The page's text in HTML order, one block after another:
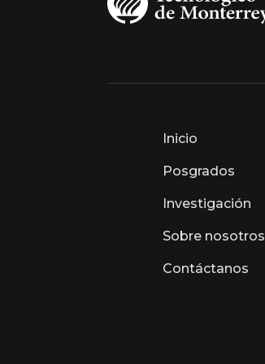
Inicio
Posgrados
Investigación
Sobre nosotros
Contáctanos